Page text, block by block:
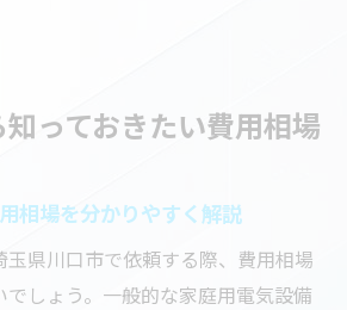
っておきたい費用相場
相場を分かりやすく解説
県川口市で依頼する際、費用相場
しょう。一般的な家庭用電気設備